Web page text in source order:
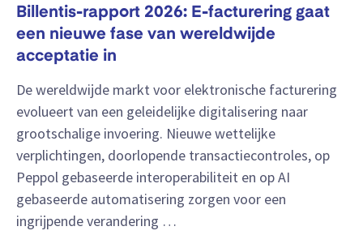
Billentis-rapport 2026: E-facturering gaat
een nieuwe fase van wereldwijde
acceptatie in
De wereldwijde markt voor elektronische facturering
evolueert van een geleidelijke digitalisering naar
grootschalige invoering. Nieuwe wettelijke
verplichtingen, doorlopende transactiecontroles, op
Peppol gebaseerde interoperabiliteit en op AI
gebaseerde automatisering zorgen voor een
ingrijpende verandering …